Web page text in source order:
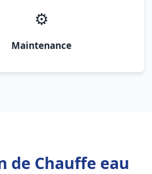
⚙️
Maintenance
de Chauffe eau